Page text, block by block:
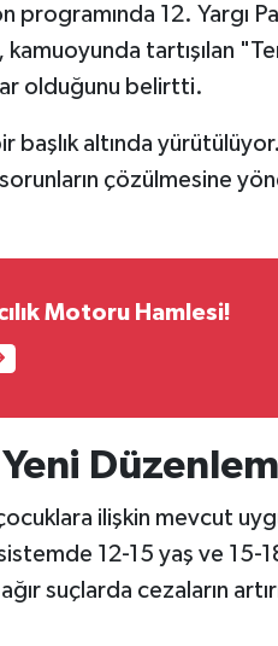
programında 12. Yargı
tartışılan
olduğunu belirtti.
altında
çözülmesine
Motoru Hamlesi!
ilişkin mevcut
12-15 yaş ve 15-
suçlarda cezaların